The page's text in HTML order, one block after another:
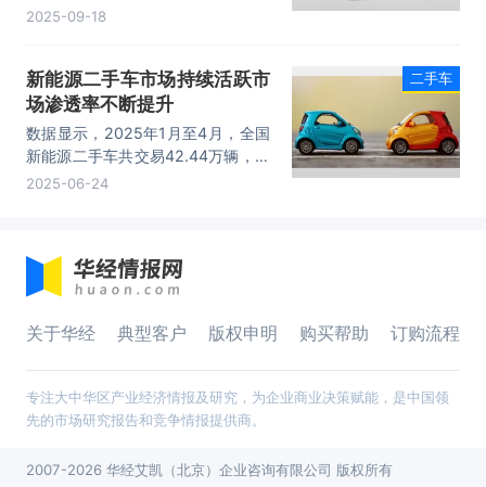
包括行业投资机会与风险防范、面临
2025-09-18
新能源二手车市场持续活跃市
场渗透率不断提升
数据显示，2025年1月至4月，全国
新能源二手车共交易42.44万辆，较
2024年同期增长32.3%。
2025-06-24
二手车
关于华经 典型客户 版权申明 购买帮助 订购流程
专注大中华区产业经济情报及研究，为企业商业决策赋能，是中国领
先的市场研究报告和竞争情报提供商。
2007-2026 华经艾凯（北京）企业咨询有限公司 版权所有